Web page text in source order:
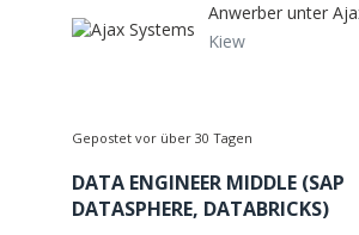
Anwerber unter
Kiew
Gepostet vor über 30 Tagen
DATA ENGINEER MIDDLE (SAP
DATASPHERE, DATABRICKS)